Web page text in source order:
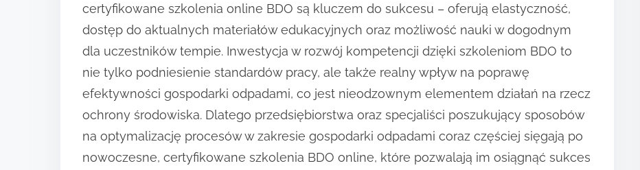
certyfikowane szkolenia online BDO są kluczem do sukcesu – oferują elastyczność,
dostęp do aktualnych materiałów edukacyjnych oraz możliwość nauki w dogodnym
dla uczestników tempie. Inwestycja w rozwój kompetencji dzięki szkoleniom BDO to
nie tylko podniesienie standardów pracy, ale także realny wpływ na poprawę
efektywności gospodarki odpadami, co jest nieodzownym elementem działań na rzecz
ochrony środowiska. Dlatego przedsiębiorstwa oraz specjaliści poszukujący sposobów
na optymalizację procesów w zakresie gospodarki odpadami coraz częściej sięgają po
nowoczesne, certyfikowane szkolenia BDO online, które pozwalają im osiągnąć sukces